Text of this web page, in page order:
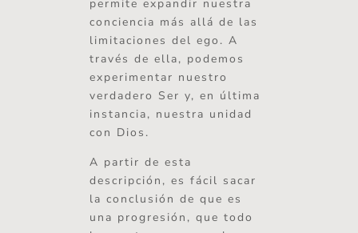
permite expandir nuestra
conciencia más allá de las
limitaciones del ego. A
través de ella, podemos
experimentar nuestro
verdadero Ser y, en última
instancia, nuestra unidad
con Dios.
A partir de esta
descripción, es fácil sacar
la conclusión de que es
una progresión, que todo